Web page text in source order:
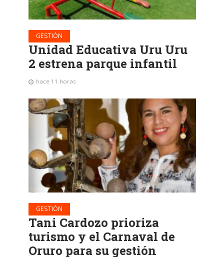
GESTIÓN
Unidad Educativa Uru Uru
2 estrena parque infantil
hace 11 horas
GESTIÓN
Tani Cardozo prioriza
turismo y el Carnaval de
Oruro para su gestión